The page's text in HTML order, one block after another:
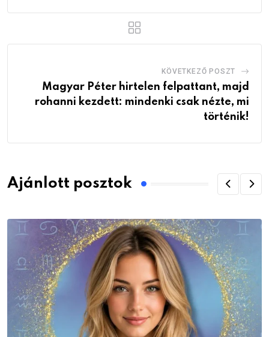
KÖVETKEZŐ POSZT
Magyar Péter hirtelen felpattant, majd
rohanni kezdett: mindenki csak nézte, mi
történik!
Ajánlott posztok